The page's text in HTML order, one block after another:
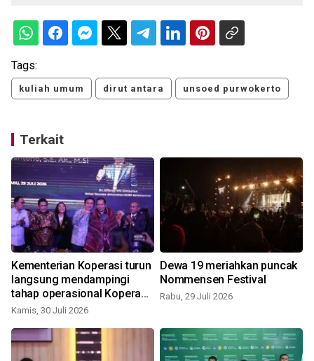
Tags:
kuliah umum dirut antara unsoed purwokerto
Terkait
Kementerian Koperasi turun
langsung mendampingi
tahap operasional Koperasi
Desa/Kelurahan Merah
Kamis, 30 Juli 2026
Dewa 19 meriahkan puncak
Nommensen Festival
Rabu, 29 Juli 2026